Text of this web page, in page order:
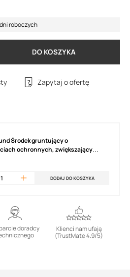
roboczych
DO KOSZYKA
Zapytaj o ofertę
Środek gruntujący o
ochronnych, zwiększający
do ścian i podłóg
DODAJ DO KOSZYKA
doradcy
Klienci nam ufają
(TrustMate 4.9/5)